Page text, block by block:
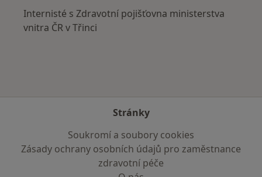
Internisté s Zdravotní pojišťovna ministerstva
vnitra ČR v Třinci
Stránky
Soukromí a soubory cookies
Zásady ochrany osobních údajů pro zaměstnance
zdravotní péče